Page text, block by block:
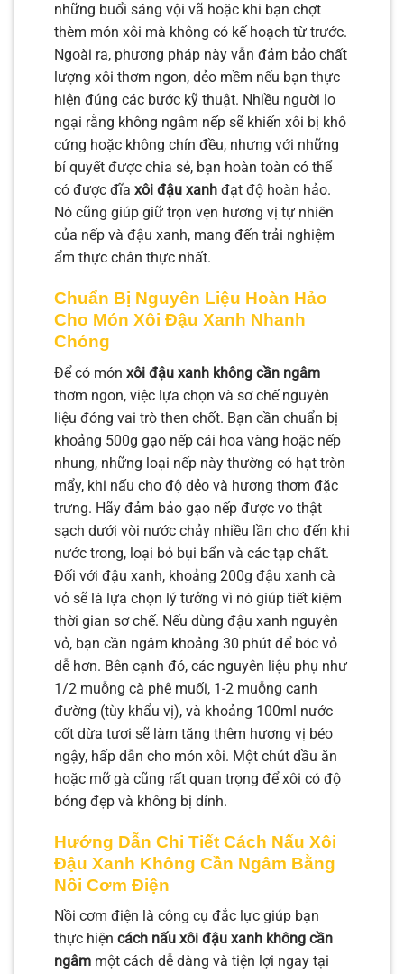
những buổi sáng vội vã hoặc khi bạn chợt
thèm món xôi mà không có kế hoạch từ trước.
Ngoài ra, phương pháp này vẫn đảm bảo chất
lượng xôi thơm ngon, dẻo mềm nếu bạn thực
hiện đúng các bước kỹ thuật. Nhiều người lo
ngại rằng không ngâm nếp sẽ khiến xôi bị khô
cứng hoặc không chín đều, nhưng với những
bí quyết được chia sẻ, bạn hoàn toàn có thể
có được đĩa xôi đậu xanh đạt độ hoàn hảo.
Nó cũng giúp giữ trọn vẹn hương vị tự nhiên
của nếp và đậu xanh, mang đến trải nghiệm
ẩm thực chân thực nhất.
Chuẩn Bị Nguyên Liệu Hoàn Hảo
Cho Món Xôi Đậu Xanh Nhanh
Chóng
Để có món xôi đậu xanh không cần ngâm
thơm ngon, việc lựa chọn và sơ chế nguyên
liệu đóng vai trò then chốt. Bạn cần chuẩn bị
khoảng 500g gạo nếp cái hoa vàng hoặc nếp
nhung, những loại nếp này thường có hạt tròn
mẩy, khi nấu cho độ dẻo và hương thơm đặc
trưng. Hãy đảm bảo gạo nếp được vo thật
sạch dưới vòi nước chảy nhiều lần cho đến khi
nước trong, loại bỏ bụi bẩn và các tạp chất.
Đối với đậu xanh, khoảng 200g đậu xanh cà
vỏ sẽ là lựa chọn lý tưởng vì nó giúp tiết kiệm
thời gian sơ chế. Nếu dùng đậu xanh nguyên
vỏ, bạn cần ngâm khoảng 30 phút để bóc vỏ
dễ hơn. Bên cạnh đó, các nguyên liệu phụ như
1/2 muỗng cà phê muối, 1-2 muỗng canh
đường (tùy khẩu vị), và khoảng 100ml nước
cốt dừa tươi sẽ làm tăng thêm hương vị béo
ngậy, hấp dẫn cho món xôi. Một chút dầu ăn
hoặc mỡ gà cũng rất quan trọng để xôi có độ
bóng đẹp và không bị dính.
Hướng Dẫn Chi Tiết Cách Nấu Xôi
Đậu Xanh Không Cần Ngâm Bằng
Nồi Cơm Điện
Nồi cơm điện là công cụ đắc lực giúp bạn
thực hiện cách nấu xôi đậu xanh không cần
ngâm một cách dễ dàng và tiện lợi ngay tại